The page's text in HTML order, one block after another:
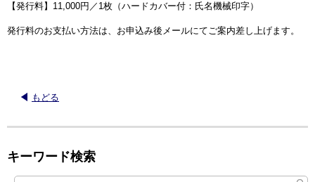
【発行料】11,000円／1枚（ハードカバー付：氏名機械印字）
発行料のお支払い方法は、お申込み後メールにてご案内差し上げます。
もどる
キーワード検索